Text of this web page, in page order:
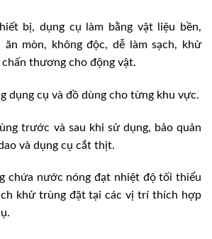
bị, dụng cụ làm bằng vật liệu bền,
ăn mòn, không độc, dễ làm sạch, khử
thương cho động vật.
dụng cụ và đồ dùng cho từng khu vực.
trước và sau khi sử dụng, bảo quản
và dụng cụ cắt thịt.
chứa nước nóng đạt nhiệt độ tối thiểu
khử trùng đặt tại các vị trí thích hợp